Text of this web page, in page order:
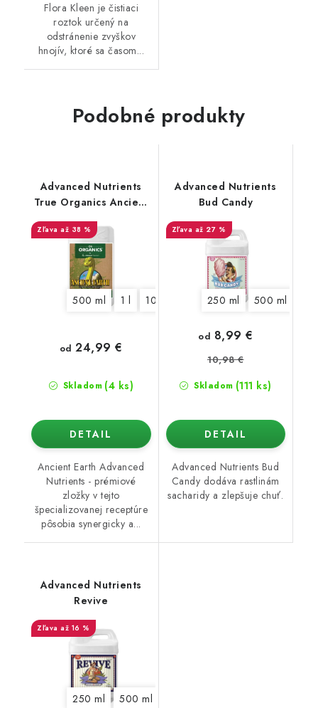
Flora Kleen je čistiaci
roztok určený na
odstránenie zvyškov
hnojív, ktoré sa časom...
Podobné produkty
Advanced Nutrients
True Organics Ancient
Earth OIM
až 38 %
500 ml 1 l 10 l
Skladom (4 ks)
od 24,99 €
DETAIL
Ancient Earth Advanced
Nutrients - prémiové
zložky v tejto
špecializovanej receptúre
pôsobia synergicky a...
Advanced Nutrients
Bud Candy
až 27 %
250 ml 500 ml
Skladom (111 ks)
od 8,99 €
10,98 €
DETAIL
Advanced Nutrients Bud
Candy dodáva rastlinám
sacharidy a zlepšuje chuť.
Advanced Nutrients
Revive
až 16 %
250 ml 500 ml